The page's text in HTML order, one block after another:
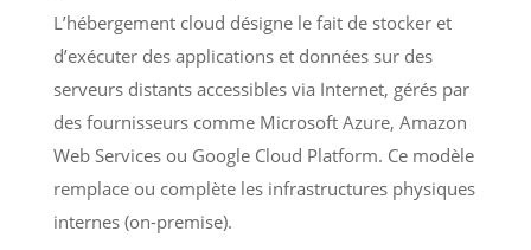
L’hébergement cloud désigne le fait de stocker et
d’exécuter des applications et données sur des
serveurs distants accessibles via Internet, gérés par
des fournisseurs comme Microsoft Azure, Amazon
Web Services ou Google Cloud Platform. Ce modèle
remplace ou complète les infrastructures physiques
internes (on-premise).